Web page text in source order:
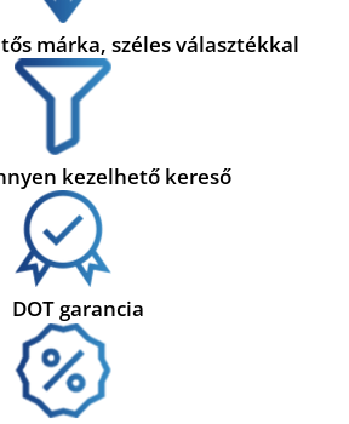
márka, széles választékkal
kezelhető kereső
DOT garancia